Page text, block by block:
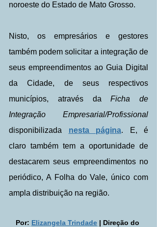
noroeste do Estado de Mato Grosso.
Nisto, os empresários e gestores
também podem solicitar a integração de
seus empreendimentos ao Guia Digital
da Cidade, de seus respectivos
municípios, através da Ficha de
disponibilizada nesta página. E, é
claro também tem a oportunidade de
destacarem seus empreendimentos no
periódico, A Folha do Vale, único com
ampla distribuição na região.
Por: Elizangela Trindade | Direção do